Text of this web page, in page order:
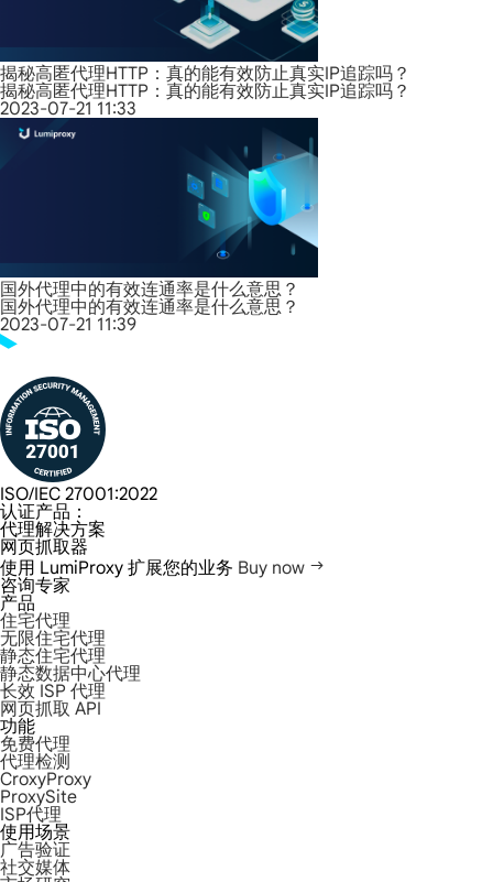
揭秘高匿代理HTTP：真的能有效防止真实IP追踪吗？
揭秘高匿代理HTTP：真的能有效防止真实IP追踪吗？
2023-07-21 11:33
国外代理中的有效连通率是什么意思？
国外代理中的有效连通率是什么意思？
2023-07-21 11:39
ISO/IEC 27001:2022
认证产品：
代理解决方案
网页抓取器
使用 LumiProxy 扩展您的业务 Buy now
咨询专家
产品
住宅代理
无限住宅代理
静态住宅代理
静态数据中心代理
长效 ISP 代理
网页抓取 API
功能
免费代理
代理检测
CroxyProxy
ProxySite
ISP代理
使用场景
广告验证
社交媒体